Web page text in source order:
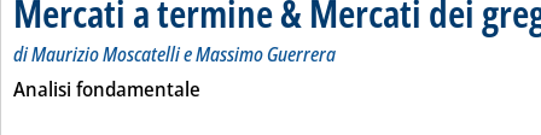
Mercati a termine & Mercati dei
di Maurizio Moscatelli e Massimo Guerrera
Analisi fondamentale